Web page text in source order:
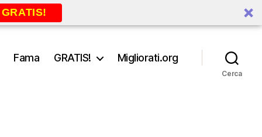
Fama GRATIS! Migliorati.org
Cerca